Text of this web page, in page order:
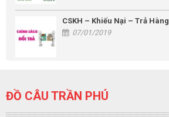
CSKH – Khiếu Nại – Trả Hàng
07/01/2019
ĐỒ CÂU TRẦN PHÚ